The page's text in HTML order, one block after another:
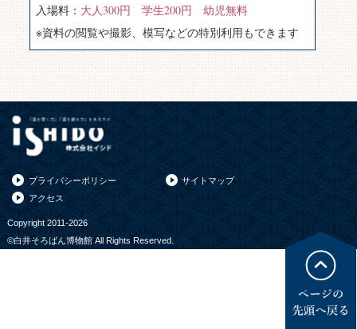
入場料： 大人300円 学生200円 幼児無料
※資料の閲覧や撮影、模写などの特別利用もできます
プライバシーポリシー
サイトマップ
アクセス
Copyright 2011-2026
©白井そろばん博物館 All Rights Reserved.